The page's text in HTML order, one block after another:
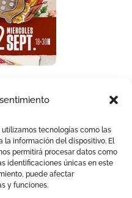
utilizamos tecnologías como las
información del dispositivo. El
permitirá procesar datos como
identificaciones únicas en este
puede afectar
y funciones.